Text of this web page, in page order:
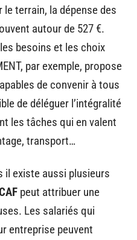
terrain, la dépense des
autour de 527 €.
besoins et les choix
par exemple, propose
de convenir à tous
de déléguer l’intégralité
les tâches qui en valent
transport…
il existe aussi plusieurs
peut attribuer une
Les salariés qui
entreprise peuvent